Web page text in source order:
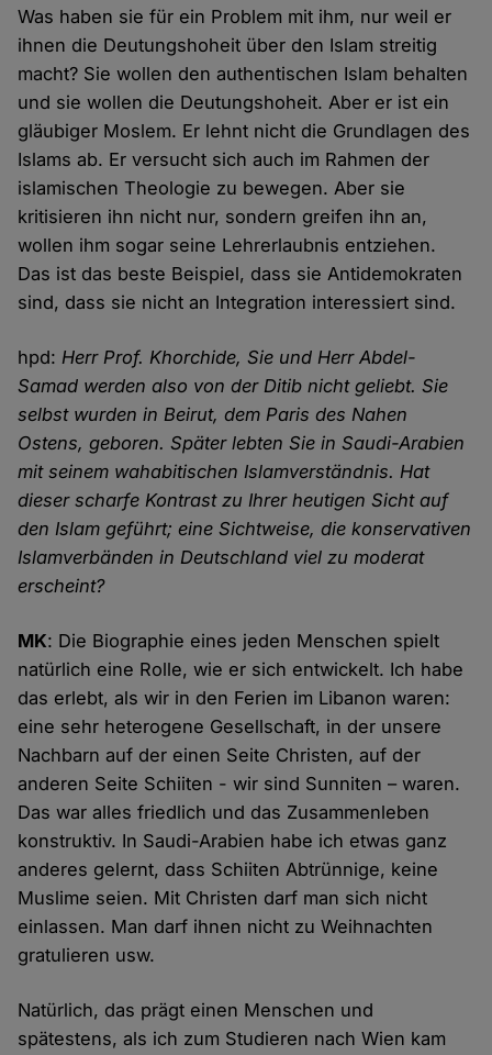
Was haben sie für ein Problem mit ihm, nur weil er
ihnen die Deutungshoheit über den Islam streitig
macht? Sie wollen den authentischen Islam behalten
und sie wollen die Deutungshoheit. Aber er ist ein
gläubiger Moslem. Er lehnt nicht die Grundlagen des
Islams ab. Er versucht sich auch im Rahmen der
islamischen Theologie zu bewegen. Aber sie
kritisieren ihn nicht nur, sondern greifen ihn an,
wollen ihm sogar seine Lehrerlaubnis entziehen.
Das ist das beste Beispiel, dass sie Antidemokraten
sind, dass sie nicht an Integration interessiert sind.
hpd:Herr Prof. Khorchide, Sie und Herr Abdel-
Samad werden also von der Ditib nicht geliebt. Sie
selbst wurden in Beirut, dem Paris des Nahen
Ostens, geboren. Später lebten Sie in Saudi-Arabien
mit seinem wahabitischen Islamverständnis. Hat
dieser scharfe Kontrast zu Ihrer heutigen Sicht auf
den Islam geführt; eine Sichtweise, die konservativen
Islamverbänden in Deutschland viel zu moderat
erscheint?
MK: Die Biographie eines jeden Menschen spielt
natürlich eine Rolle, wie er sich entwickelt. Ich habe
das erlebt, als wir in den Ferien im Libanon waren:
eine sehr heterogene Gesellschaft, in der unsere
Nachbarn auf der einen Seite Christen, auf der
anderen Seite Schiiten - wir sind Sunniten – waren.
Das war alles friedlich und das Zusammenleben
konstruktiv. In Saudi-Arabien habe ich etwas ganz
anderes gelernt, dass Schiiten Abtrünnige, keine
Muslime seien. Mit Christen darf man sich nicht
einlassen. Man darf ihnen nicht zu Weihnachten
gratulieren usw.
Natürlich, das prägt einen Menschen und
spätestens, als ich zum Studieren nach Wien kam